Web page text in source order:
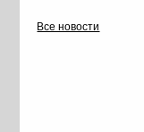
Все новости